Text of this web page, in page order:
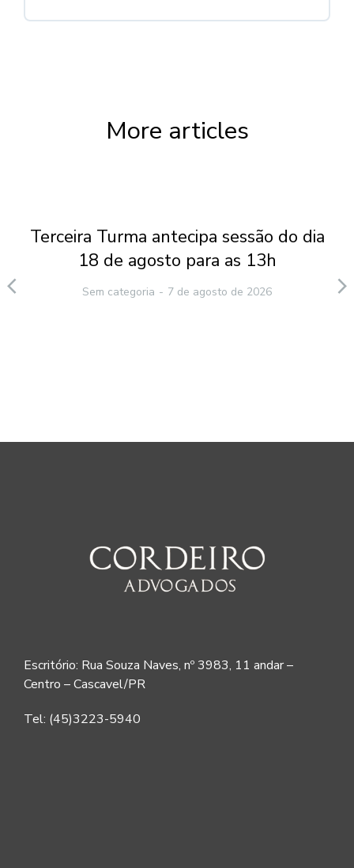
More articles
Terceira Turma antecipa sessão do dia
18 de agosto para as 13h
Sem categoria 7 de agosto de 2026
Escritório: Rua Souza Naves, nº 3983, 11 andar –
Centro – Cascavel/PR
Tel: (45)3223-5940